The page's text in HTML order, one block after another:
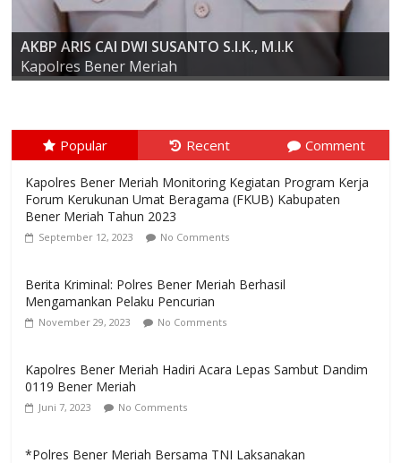
AKBP ARIS CAI DWI SUSANTO S.I.K., M.I.K
Kapolres Bener Meriah
Kompol Dr. SYABIRIN, S.H., M.SI
Popular Recent Comment
Kapolres Bener Meriah Monitoring Kegiatan Program Kerja
Forum Kerukunan Umat Beragama (FKUB) Kabupaten
Bener Meriah Tahun 2023
September 12, 2023 No Comments
Berita Kriminal: Polres Bener Meriah Berhasil
Mengamankan Pelaku Pencurian
November 29, 2023 No Comments
Kapolres Bener Meriah Hadiri Acara Lepas Sambut Dandim
0119 Bener Meriah
Juni 7, 2023 No Comments
*Polres Bener Meriah Bersama TNI Laksanakan